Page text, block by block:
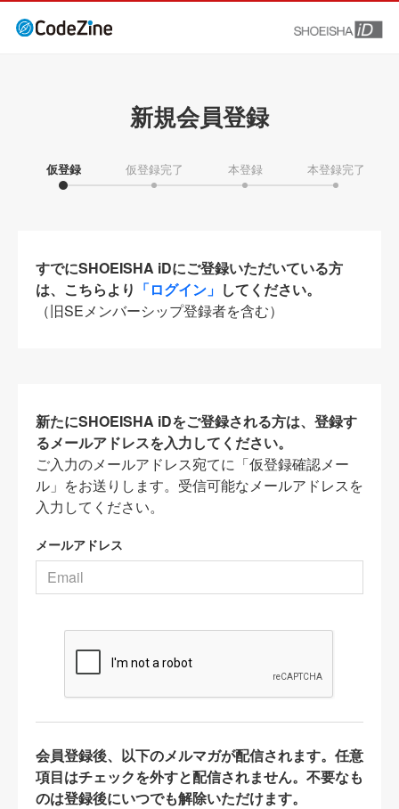
新規会員登録
仮登録 仮登録完了 本登録 本登録完了
すでにSHOEISHA iDにご登録いただいている方
は、こちらより 「ログイン」 してください。
（旧SEメンバーシップ登録者を含む）
新たにSHOEISHA iDをご登録される方は、登録す
るメールアドレスを入力してください。
ご入力のメールアドレス宛てに「仮登録確認メー
ル」をお送りします。受信可能なメールアドレスを
入力してください。
メールアドレス
会員登録後、以下のメルマガが配信されます。任意
項目はチェックを外すと配信されません。不要なも
のは登録後にいつでも解除いただけます。